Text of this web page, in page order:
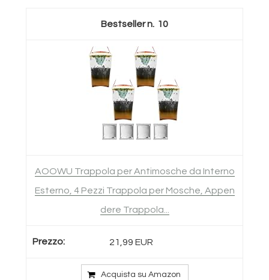
10
AOOWU Trappola per Antimosche da Interno
Esterno, 4 Pezzi Trappola per Mosche, Appen
dere Trappola...
21,99 EUR
Acquista su Amazon